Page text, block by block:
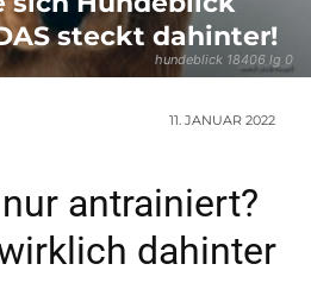
hundeblick 18406 lg 0
steckt dahinter!
11. JANUAR 2022
antrainiert?
dahinter